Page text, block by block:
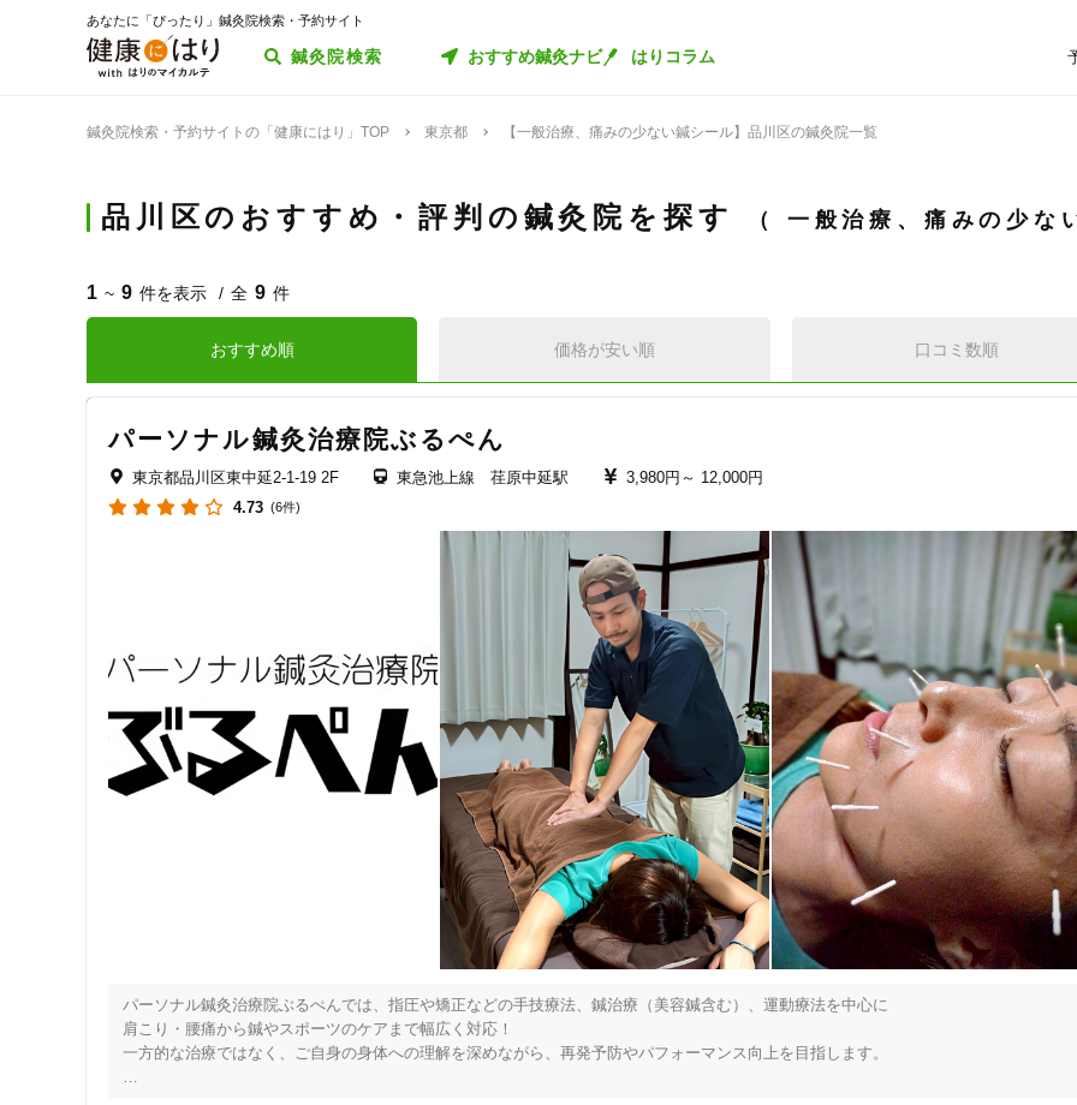
あなたに「ぴったり」鍼灸院検索・予約サイト
鍼灸院検索 おすすめ鍼灸ナビ はりコラム
鍼灸院検索・予約サイトの「健康にはり」TOP 東京都 【一般治療、痛みの少ない鍼シール】品川区の鍼灸院一覧
品川区のおすすめ・評判の鍼灸院を探す 一般治療、痛みの少な
1 ~ 9 件を表示 全 9 件
おすすめ順 価格が安い順 口コミ数順
パーソナル鍼灸治療院ぶるぺん
東京都品川区東中延2-1-19 2F 東急池上線 荏原中延駅 3,980円～ 12,000円
4.73 (6件)
パーソナル鍼灸治療院ぶるぺんでは、指圧や矯正などの手技療法、鍼治療（美容鍼含む）、運動療法を中心に
肩こり・腰痛から鍼やスポーツのケアまで幅広く対応！
一方的な治療ではなく、ご自身の身体への理解を深めながら、再発予防やパフォーマンス向上を目指します。